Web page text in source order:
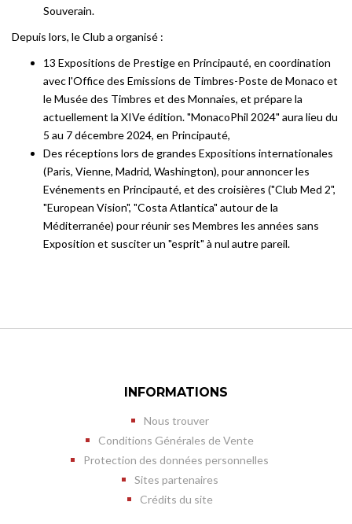
Souverain.
Depuis lors, le Club a organisé :
13 Expositions de Prestige en Principauté, en coordination
avec l'Office des Emissions de Timbres-Poste de Monaco et
le Musée des Timbres et des Monnaies, et prépare la
actuellement la XIVe édition. "MonacoPhil 2024" aura lieu du
5 au 7 décembre 2024, en Principauté,
Des réceptions lors de grandes Expositions internationales
(Paris, Vienne, Madrid, Washington), pour annoncer les
Evénements en Principauté, et des croisières ("Club Med 2",
"European Vision", "Costa Atlantica" autour de la
Méditerranée) pour réunir ses Membres les années sans
Exposition et susciter un "esprit" à nul autre pareil.
INFORMATIONS
Nous trouver
Conditions Générales de Vente
Protection des données personnelles
Sites partenaires
Crédits du site